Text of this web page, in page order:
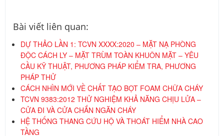
CHẾ TẠO THIẾT BỊ KẾT NỐI KHÔNG DÂY TẦM XA CHO
ĐẦU BÁO CHÁY THÔNG THƯỜNG SỬ DỤNG SÓNG LORA
HỖ TRỢ KHÁCH HÀNG
Chính sách bán hàng và quy định chung
Chính sách vệ thông tin của người tiêu dùng
Chính sách vận chuyển